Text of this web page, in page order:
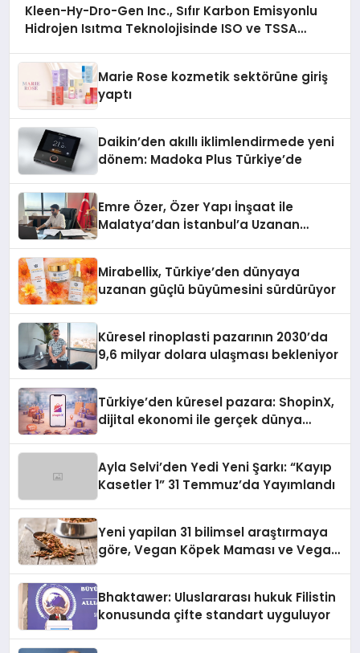
Kleen-Hy-Dro-Gen Inc., Sıfır Karbon Emisyonlu
Hidrojen Isıtma Teknolojisinde ISO ve TSSA
Marie Rose kozmetik sektörüne giriş
yaptı
Daikin’den akıllı iklimlendirmede yeni
dönem: Madoka Plus Türkiye’de
Emre Özer, Özer Yapı İnşaat ile
Malatya’dan İstanbul’a Uzanan
Mirabellix, Türkiye’den dünyaya
uzanan güçlü büyümesini sürdürüyor
Küresel rinoplasti pazarının 2030’da
9,6 milyar dolara ulaşması bekleniyor
Türkiye’den küresel pazara: ShopinX,
dijital ekonomi ile gerçek dünya
Ayla Selvi’den Yedi Yeni Şarkı: “Kayıp
Kasetler 1” 31 Temmuz’da Yayımlandı
Yeni yapilan 31 bilimsel araştırmaya
göre, Vegan Köpek Maması ve Vegan
Bhaktawer: Uluslararası hukuk Filistin
konusunda çifte standart uyguluyor